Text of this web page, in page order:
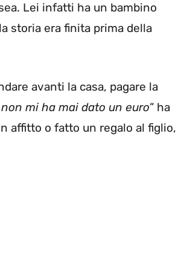
Lei infatti ha un bambino
storia era finita prima della
avanti la casa, pagare la
mi ha mai dato un euro” ha
affitto o fatto un regalo al figlio,